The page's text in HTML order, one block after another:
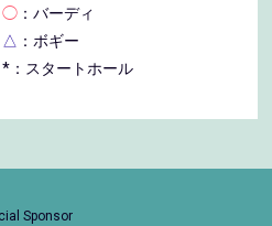
◯ ：バーディ
△ ：ボギー
*：スタートホール
Sponsor